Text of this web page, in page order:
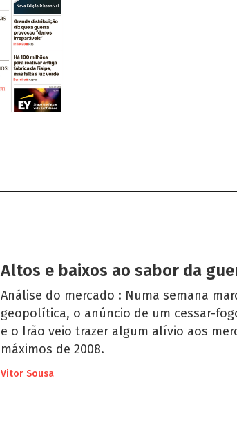
Altos e baixos ao sabor da
Análise do mercado : Numa semana
geopolítica, o anúncio de um cessar-
e o Irão veio trazer algum alívio aos
máximos de 2008.
Vitor Sousa